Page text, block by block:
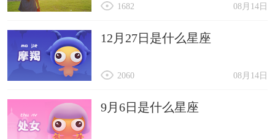
08月14日
1682
12月27日是什么星座
08月14日
2060
9月6日是什么星座